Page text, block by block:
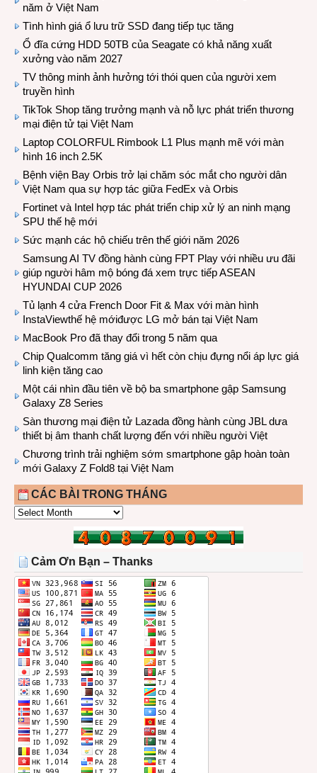
năm ở Việt Nam
Tình hình giá ổ lưu trữ SSD đang tiếp tục tăng
Ổ đĩa cứng HDD 50TB của Seagate có khả năng xuất
xưởng vào năm 2027
TV thông minh ảnh hưởng tới thói quen của người xem
truyền hình
TikTok Shop tăng trưởng mạnh và nỗ lực phát triển thương
mại điện tử tại Việt Nam
Laptop COLORFUL Rimbook L1 Plus mạnh mẽ với màn
hình 16 inch 2.5K
Bệnh viện Bay Orbis trở lại chăm sóc mắt cho người dân
Việt Nam qua sự hợp tác giữa FedEx và Orbis
Fortinet và Intel hợp tác phát triển chip xử lý an ninh mạng
SPU thế hệ mới
Sức mạnh các hộ chiếu trên thế giới năm 2026
Samsung AI TV đồng hành cùng FPT Play với nhiều ưu đãi
giúp người hâm mộ bóng đá xem trực tiếp ASEAN
HYUNDAI CUP 2026
Tủ lạnh 4 cửa French Door Fit & Max với màn hình
InstaViewthế hệ mớiđược LG mở bán tại Việt Nam
MacBook Pro đã thay đổi trong 5 năm qua
Chip Qualcomm tăng giá vì hết còn chịu đựng nổi áp lực giá
linh kiện tăng cao
Một cái nhìn đầu tiên về bộ ba smartphone gập Samsung
Galaxy Z8 Series
Sàn thương mại điện tử Lazada đồng hành cùng JBL dưa
thiết bị âm thanh chất lượng đến với nhiều người Việt
Chương trình trải nghiệm sớm smartphone gập hoàn toàn
mới Galaxy Z Fold8 tại Việt Nam
CÁC BÀI TRONG THÁNG
CÁC
THÁNG
Cảm Ơn Bạn – Thanks